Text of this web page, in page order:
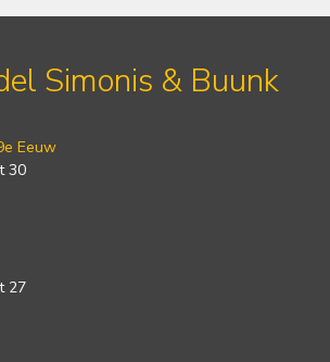
Simonis & Buunk
Eeuw
30
27